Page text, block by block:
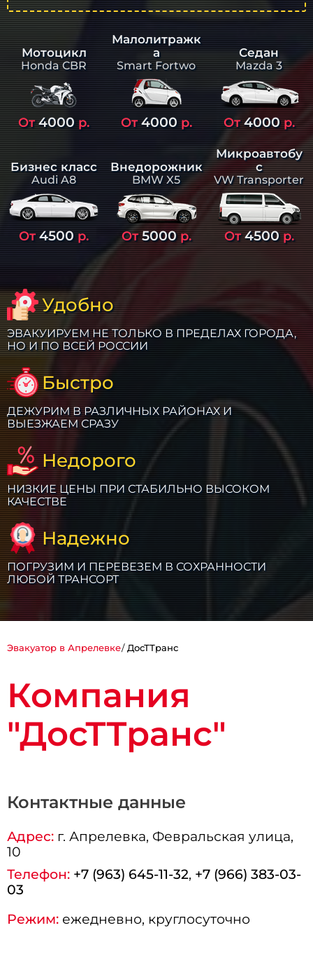
Мотоцикл
Honda CBR
От4000 р.
Малолитражк
а
Smart Fortwo
От4000р.
Седан
Mazda 3
От4000р.
Бизнес класс
Audi A8
От4500 р.
Внедорожник
BMW X5
От5000р.
Микроавтобу
с
VW Transporter
От4500р.
Удобно
ЭВАКУИРУЕМ НЕ ТОЛЬКО В ПРЕДЕЛАХ ГОРОДА,
НО И ПО ВСЕЙ РОССИИ
Быстро
ДЕЖУРИМ В РАЗЛИЧНЫХ РАЙОНАХ И
ВЫЕЗЖАЕМ СРАЗУ
Недорого
НИЗКИЕ ЦЕНЫ ПРИ СТАБИЛЬНО ВЫСОКОМ
КАЧЕСТВЕ
Надежно
ПОГРУЗИМ И ПЕРЕВЕЗЕМ В СОХРАННОСТИ
ЛЮБОЙ ТРАНСОРТ
Эвакуатор в Апрелевке ДосТТранс
Компания
"ДосТТранс"
Контактные данные
Адрес: г.Апрелевка, Февральская улица,
10
Телефон: +7 (963) 645-11-32, +7 (966) 383-03-
03
Режим: ежедневно, круглосуточно